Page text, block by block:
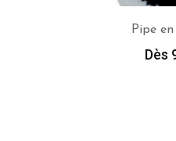
Pipe
Dès